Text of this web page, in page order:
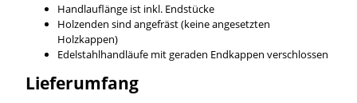
Handlauflänge ist inkl. Endstücke
Holzenden sind angefräst (keine angesetzten
Holzkappen)
Edelstahlhandläufe mit geraden Endkappen verschlossen
Lieferumfang